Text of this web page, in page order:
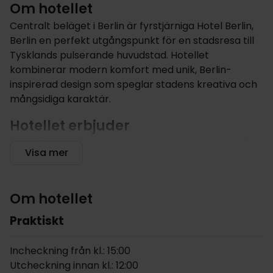
Om hotellet
Centralt beläget i Berlin är fyrstjärniga Hotel Berlin,
Berlin en perfekt utgångspunkt för en stadsresa till
Tysklands pulserande huvudstad. Hotellet
kombinerar modern komfort med unik, Berlin-
inspirerad design som speglar stadens kreativa och
mångsidiga karaktär.
Hotellet erbjuder
och bjuder på en modern och livfull atmosfär.
gym och en restaurang som serverar rätter med
internationella och medelhavsinspirerade smaker.
konst och design är närvarande överallt. Du hittar
hundratals konstverk av både lokala och
Visa mer
Om hotellet
Praktiskt
Incheckning från kl.: 15:00
Utcheckning innan kl.: 12:00